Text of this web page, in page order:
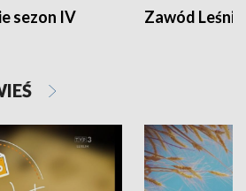
sezon IV Zawód Leśnik